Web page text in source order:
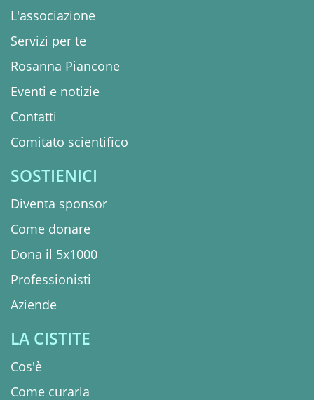
L'associazione
Servizi per te
Rosanna Piancone
Eventi e notizie
Contatti
Comitato scientifico
SOSTIENICI
Diventa sponsor
Come donare
Dona il 5x1000
Professionisti
Aziende
LA CISTITE
Cos'è
Come curarla